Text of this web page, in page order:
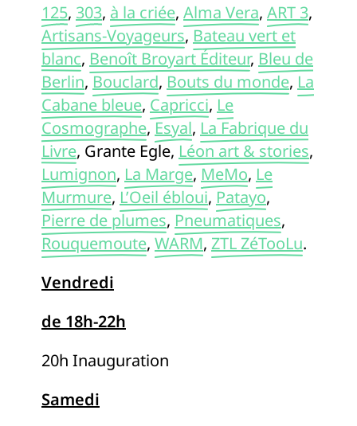
125, 303, à la criée, Alma Vera, ART 3,
Artisans-Voyageurs, Bateau vert et
blanc, Benoît Broyart Éditeur, Bleu de
Berlin, Bouclard, Bouts du monde, La
Cabane bleue, Capricci, Le
Cosmographe, Esyal, La Fabrique du
Livre, Grante Egle, Léon art & stories,
Lumignon, La Marge, MeMo, Le
Murmure, L’Oeil ébloui, Patayo,
Pierre de plumes, Pneumatiques,
Rouquemoute, WARM, ZTL ZéTooLu.
Vendredi
de 18h-22h
20h Inauguration
Samedi